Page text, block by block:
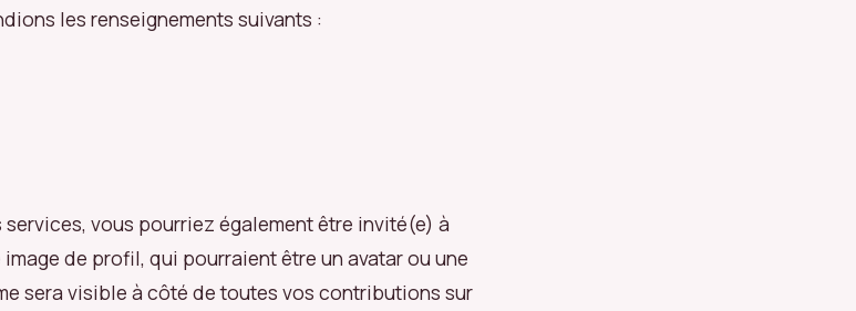
les renseignements suivants :
vous pourriez également être invité(e) à
de profil, qui pourraient être un avatar ou une
sera visible à côté de toutes vos contributions sur